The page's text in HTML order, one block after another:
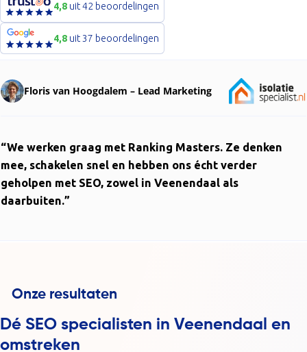
4,8 uit 42 beoordelingen
4,8 uit 37 beoordelingen
Floris van Hoogdalem – Lead Marketing
“We werken graag met Ranking Masters. Ze denken
mee, schakelen snel en hebben ons écht verder
geholpen met SEO, zowel in Veenendaal als
daarbuiten.”
Dé SEO specialisten in Veenendaal en
omstreken